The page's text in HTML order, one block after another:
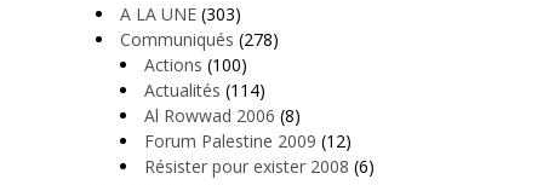
A LA UNE (303)
Communiqués (278)
Actions (100)
Actualités (114)
Al Rowwad 2006 (8)
Forum Palestine 2009 (12)
Résister pour exister 2008 (6)